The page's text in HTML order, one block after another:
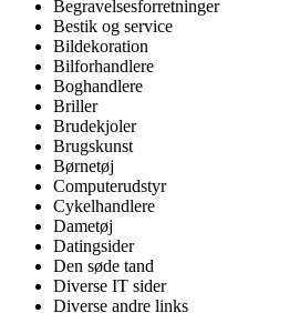
Begravelsesforretninger
Bestik og service
Bildekoration
Bilforhandlere
Boghandlere
Briller
Brudekjoler
Brugskunst
Børnetøj
Computerudstyr
Cykelhandlere
Dametøj
Datingsider
Den søde tand
Diverse IT sider
Diverse andre links